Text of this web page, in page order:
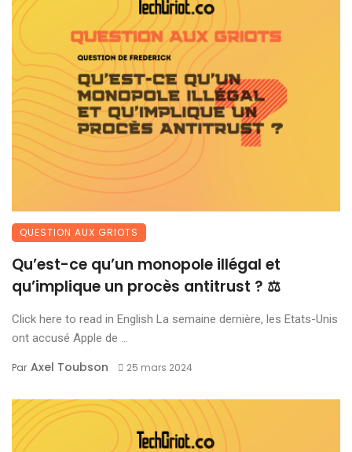
QUESTION AUX GRIOTS
Qu’est-ce qu’un monopole illégal et
qu’implique un procès antitrust ? ⚖️
Click here to read in English La semaine dernière, les Etats-Unis
ont accusé Apple de ...
Par Axel Toubson 25 mars 2024